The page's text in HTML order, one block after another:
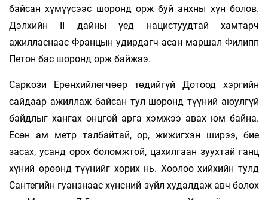
байсан хүмүүсээс шоронд орж буй анхны хүн болов.
Дэлхийн II дайны үед нацистуудтай хамтарч
ажилласнаас Францын удирдагч асан маршал Филипп
Петон бас шоронд орж байжээ.
Саркози Ерөнхийлөгчөөр төдийгүй Дотоод хэргийн
сайдаар ажиллаж байсан тул шоронд түүний аюулгүй
байдлыг хангах онцгой арга хэмжээ авах юм байна.
Есөн ам метр талбайтай, ор, жижигхэн ширээ, бие
засах, усанд орох боломжтой, цахилгаан зуухтай ганц
хүний өрөөнд түүнийг хорих нь. Хоолоо хийхийн тулд
Сантегийн гуанзнаас хүнсний зүйл худалдаж авч болох